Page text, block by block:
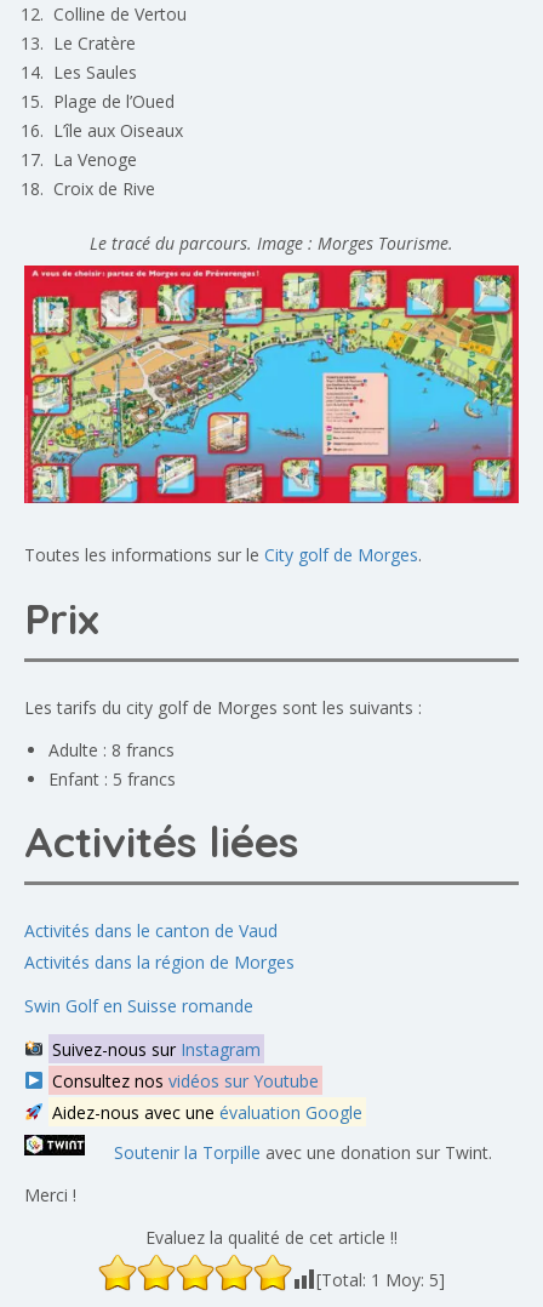
Colline de Vertou
Le Cratère
Les Saules
Plage de l’Oued
L’île aux Oiseaux
La Venoge
Croix de Rive
Le tracé du parcours. Image : Morges Tourisme.
Toutes les informations sur le City golf de Morges.
Prix
Les tarifs du city golf de Morges sont les suivants :
Adulte : 8 francs
Enfant : 5 francs
Activités liées
Activités dans le canton de Vaud
Activités dans la région de Morges
Swin Golf en Suisse romande
Suivez-nous sur Instagram
Consultez nos vidéos sur Youtube
Aidez-nous avec une évaluation Google
Soutenir la Torpille avec une donation sur Twint.
Merci !
Evaluez la qualité de cet article !!
[Total: 1 Moy: 5]